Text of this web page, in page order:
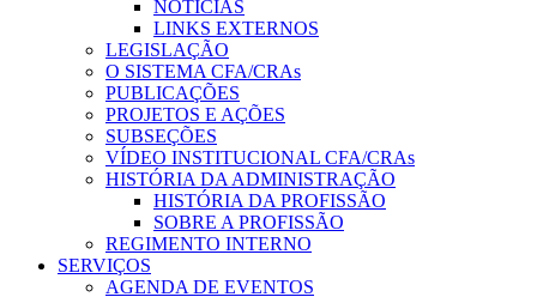
NOTÍCIAS
LINKS EXTERNOS
LEGISLAÇÃO
O SISTEMA CFA/CRAs
PUBLICAÇÕES
PROJETOS E AÇÕES
SUBSEÇÕES
VÍDEO INSTITUCIONAL CFA/CRAs
HISTÓRIA DA ADMINISTRAÇÃO
HISTÓRIA DA PROFISSÃO
SOBRE A PROFISSÃO
REGIMENTO INTERNO
SERVIÇOS
AGENDA DE EVENTOS